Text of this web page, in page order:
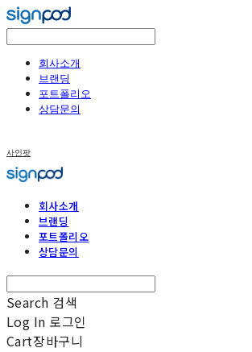
회사소개
브랜딩
포트폴리오
상담문의
사인팟
회사소개
브랜딩
포트폴리오
상담문의
Search 검색
Log In 로그인
Cart장바구니